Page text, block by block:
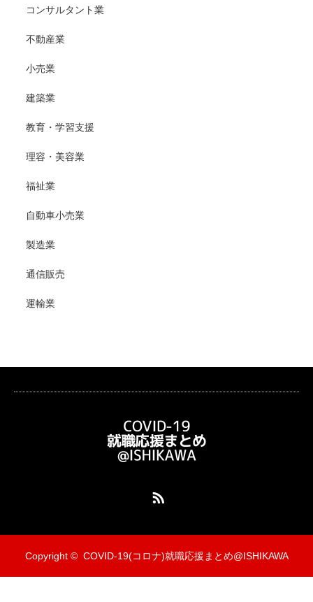
コンサルタント業
不動産業
小売業
建築業
教育・学習支援
理容・美容業
福祉業
自動車小売業
製造業
通信販売
運輸業
Copyright © COVID-19(コロナ)就職応援まとめ@ISHIKAWA